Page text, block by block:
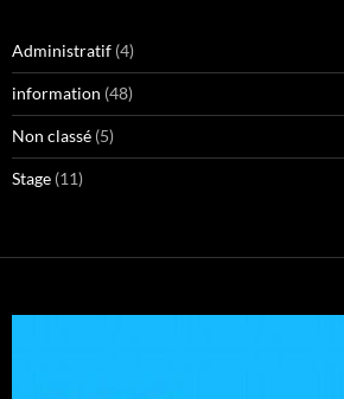
Administratif (4)
information (48)
Non classé (5)
Stage (11)